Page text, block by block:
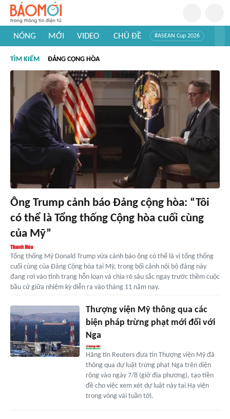
NÓNG MỚI VIDEO CHỦ ĐỀ #ASEAN Cup 2026
#Khám phá thế giới
TÌM KIẾM ĐẢNG CỘNG HÒA
Ông Trump cảnh báo Đảng cộng hòa: “Tôi
có thể là Tổng thống Cộng hòa cuối cùng
của Mỹ”
Tổng thống Mỹ Donald Trump vừa cảnh báo ông có thể là vị tổng thống
cuối cùng của Đảng Cộng hòa tại Mỹ, trong bối cảnh nội bộ đảng này
đang rơi vào tình trạng hỗn loạn và chia rẽ sâu sắc ngay trước thềm cuộc
bầu cử giữa nhiệm kỳ diễn ra vào tháng 11 năm nay.
Thượng viện Mỹ thông qua các
biện pháp trừng phạt mới đối với
Nga
​Hãng tin Reuters đưa tin Thượng viện Mỹ đã
thông qua dự luật trừng phạt Nga trên diện
rộng vào ngày 7/8 (giờ địa phương), tạo tiền
đề cho việc xem xét dự luật này tại Hạ viện
trong vòng vài tuần tới.